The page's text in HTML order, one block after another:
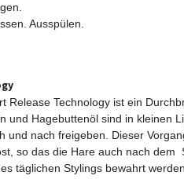
Ausspülen.
Release Technology ist ein
und Hagebuttenöl sind in kleinen
und nach freigeben. Dieser
so das die Hare auch nach dem
täglichen Stylings bewahrt werden.